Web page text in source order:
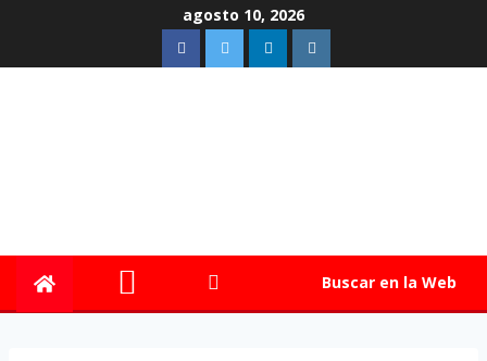
agosto 10, 2026
Buscar en la Web